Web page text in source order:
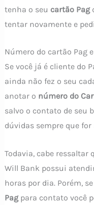
tenha o seu cartão Pag
tentar novamente e
Número do cartão Pag
Se você já é cliente do
ainda não fez o seu
anotar o número do
salvo o contato de seu
dúvidas sempre que for
Todavia, cabe
Will Bank possui
horas por dia. Porém,
Pagpara contato você